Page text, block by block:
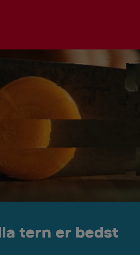
tern er bedst